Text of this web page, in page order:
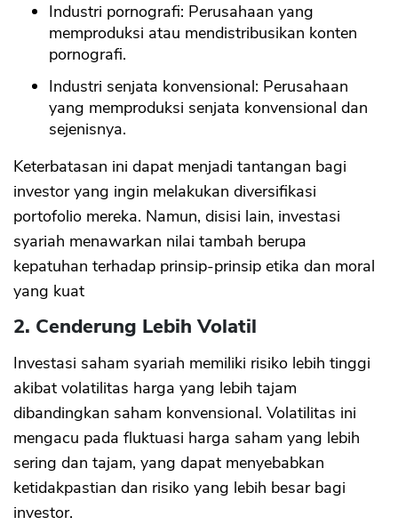
Industri pornografi: Perusahaan yang
memproduksi atau mendistribusikan konten
pornografi.
Industri senjata konvensional: Perusahaan
yang memproduksi senjata konvensional dan
sejenisnya.
Keterbatasan ini dapat menjadi tantangan bagi
investor yang ingin melakukan diversifikasi
portofolio mereka. Namun, disisi lain, investasi
syariah menawarkan nilai tambah berupa
kepatuhan terhadap prinsip-prinsip etika dan moral
yang kuat
2. Cenderung Lebih Volatil
Investasi saham syariah memiliki risiko lebih tinggi
akibat volatilitas harga yang lebih tajam
dibandingkan saham konvensional. Volatilitas ini
mengacu pada fluktuasi harga saham yang lebih
sering dan tajam, yang dapat menyebabkan
ketidakpastian dan risiko yang lebih besar bagi
investor.